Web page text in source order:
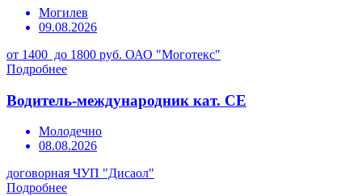
Могилев
09.08.2026
от 1400 до 1800 руб. ОАО "Моготекс"
Подробнее
Водитель-международник кат. СЕ
Молодечно
08.08.2026
договорная ЧУП "Дисаол"
Подробнее